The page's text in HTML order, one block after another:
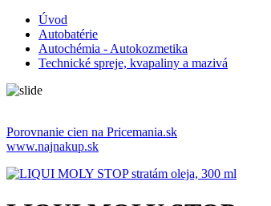
Úvod
Autobatérie
Autochémia - Autokozmetika
Technické spreje, kvapaliny a mazivá
Porovnanie cien na Pricemania.sk
www.najnakup.sk